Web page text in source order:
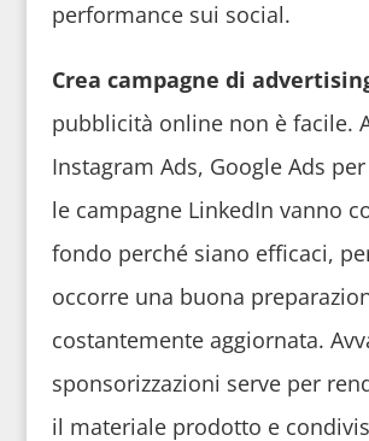
performance sui social.
Crea campagne di
pubblicità online non è facile.
Instagram Ads, Google Ads
le campagne LinkedIn vanno
fondo perché siano efficaci,
occorre una buona
costantemente aggiornata.
sponsorizzazioni serve per
il materiale prodotto e